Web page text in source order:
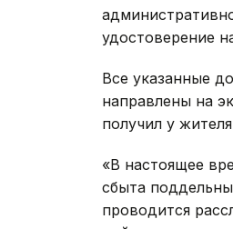
удостоверение
Все указанные
направлены на
получил у
«В настоящее
сбыта
проводится